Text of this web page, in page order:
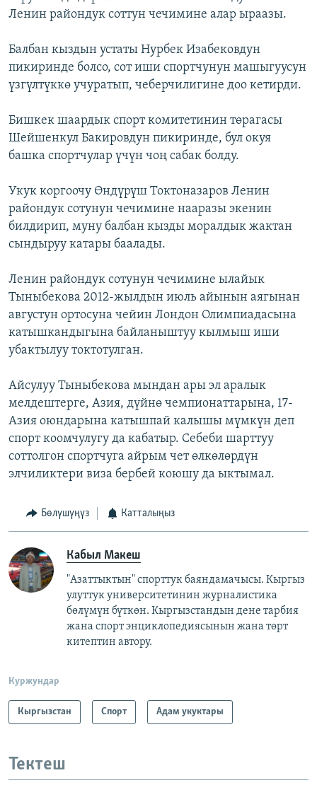
Ленин райондук соттун чечимине алар ыраазы.
Балбан кыздын устаты Нурбек Изабековдун
пикиринде болсо, сот иши спортчунун машыгуусун
үзгүлтүккө учуратып, чеберчилигине доо кетирди.
Бишкек шаардык спорт комитетинин төрагасы
Шейшенкул Бакировдун пикиринде, бул окуя
башка спортчулар үчүн чоң сабак болду.
Укук коргоочу Өндүрүш Токтоназаров Ленин
райондук сотунун чечимине нааразы экенин
билдирип, муну балбан кызды моралдык жактан
сындыруу катары баалады.
Ленин райондук сотунун чечимине ылайык
Тыныбекова 2012-жылдын июль айынын аягынан
августун ортосуна чейин Лондон Олимпиадасына
катышкандыгына байланыштуу кылмыш иши
убактылуу токтотулган.
Айсулуу Тыныбекова мындан ары эл аралык
мелдештерге, Азия, дүйнө чемпионаттарына, 17-
Азия оюндарына катышпай калышы мүмкүн деп
спорт коомчулугу да кабатыр. Себеби шарттуу
соттолгон спортчуга айрым чет өлкөлөрдүн
элчиликтери виза бербей коюшу да ыктымал.
Бөлүшүңүз Катталыңыз
Кабыл Макеш
"Азаттыктын" спорттук баяндамачысы. Кыргыз
улуттук университетинин журналистика
бөлүмүн бүткөн. Кыргызстандын дене тарбия
жана спорт энциклопедиясынын жана төрт
китептин автору.
Куржундар
Кыргызстан Спорт Адам укуктары
Тектеш